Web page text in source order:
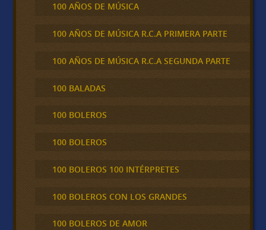
100 AÑOS DE MÚSICA
100 AÑOS DE MÚSICA R.C.A PRIMERA PARTE
100 AÑOS DE MÚSICA R.C.A SEGUNDA PARTE
100 BALADAS
100 BOLEROS
100 BOLEROS
100 BOLEROS 100 INTÉRPRETES
100 BOLEROS CON LOS GRANDES
100 BOLEROS DE AMOR